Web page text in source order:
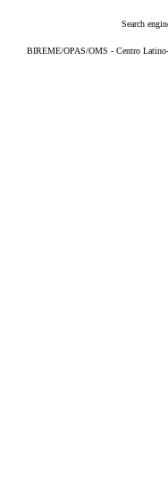
Search
BIREME/OPAS/OMS - Centro Latino-